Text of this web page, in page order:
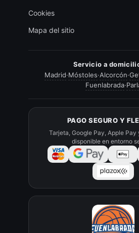
Cookies
Mapa del sitio
Servicio a
Madrid·Móstoles·Alcorcón·
Fuenlabrada·
PAGO SEGURO Y
Tarjeta, Google Pay, Apple
disponible en entorno